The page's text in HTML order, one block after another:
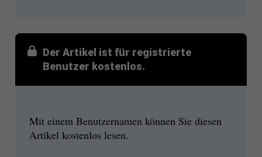
Der Artikel ist für registrierte
Benutzer kostenlos.
Mit einem Benutzernamen können Sie diesen
Artikel kostenlos lesen.